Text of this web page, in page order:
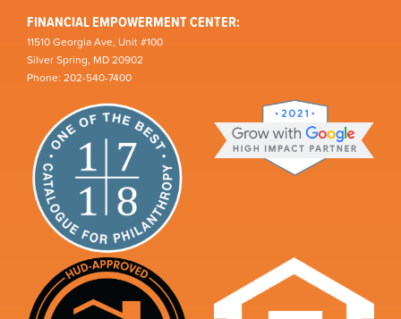
FINANCIAL EMPOWERMENT CENTER:
11510 Georgia Ave, Unit #100
Silver Spring, MD 20902
Phone: 202-540-7400